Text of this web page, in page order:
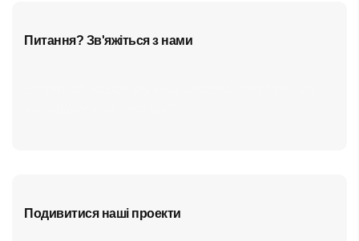
Питання? Зв'яжіться з нами
Подивитися наші проекти